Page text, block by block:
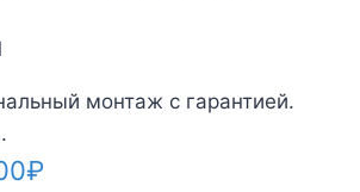
монтаж с гарантией.
₽